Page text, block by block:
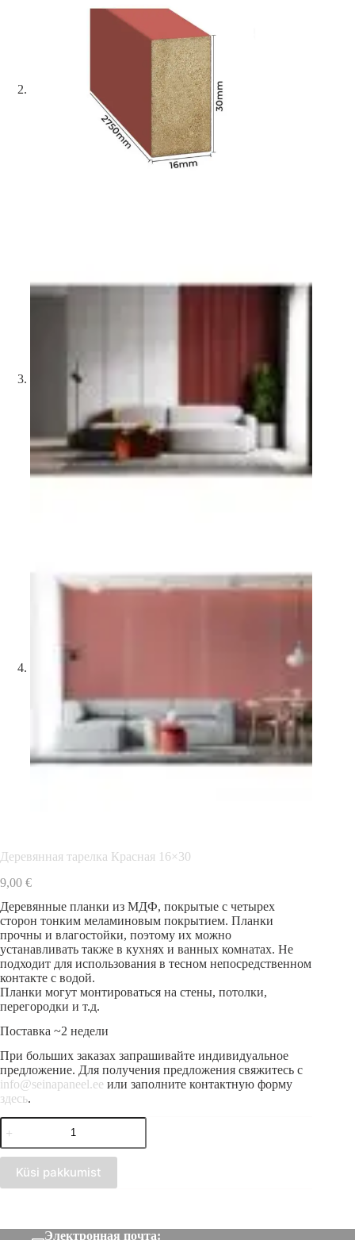
Деревянная тарелка Красная 16×30
9,00 €
Деревянные планки из МДФ, покрытые с четырех
сторон тонким меламиновым покрытием. Планки
прочны и влагостойки, поэтому их можно
устанавливать также в кухнях и ванных комнатах. Не
подходит для использования в тесном непосредственном
контакте с водой.
Планки могут монтироваться на стены, потолки,
перегородки и т.д.
Поставка ~2 недели
При больших заказах запрашивайте индивидуальное
предложение. Для получения предложения свяжитесь с
info@seinapaneel.ee или заполните контактную форму
здесь.
Количество
товара
Деревянная
Красная
16x30
Küsi pakkumist
Электронная почта: